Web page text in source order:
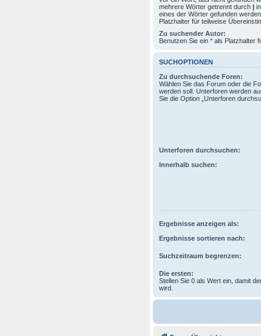
mehrere Wörter getrennt durch |
eines der Wörter gefunden
Platzhalter für teilweise
Zu suchender Autor:
Benutzen Sie ein * als Platzhalter
SUCHOPTIONEN
Zu durchsuchende Foren:
Wählen Sie das Forum oder die
werden soll. Unterforen werden
Sie die Option „Unterforen
Unterforen durchsuchen:
Innerhalb suchen:
Ergebnisse anzeigen als:
Ergebnisse sortieren nach:
Suchzeitraum begrenzen:
Die ersten:
Stellen Sie 0 als Wert ein, damit
wird.